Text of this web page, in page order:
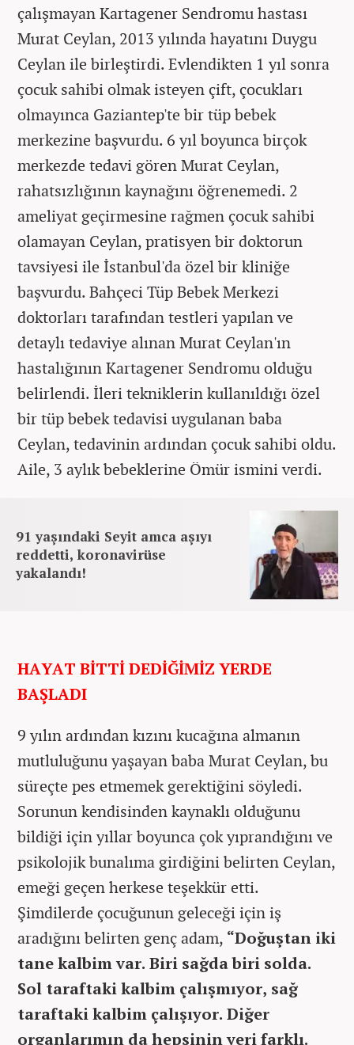
çalışmayan Kartagener Sendromu hastası
Murat Ceylan, 2013 yılında hayatını Duygu
Ceylan ile birleştirdi. Evlendikten 1 yıl sonra
çocuk sahibi olmak isteyen çift, çocukları
olmayınca Gaziantep'te bir tüp bebek
merkezine başvurdu. 6 yıl boyunca birçok
merkezde tedavi gören Murat Ceylan,
rahatsızlığının kaynağını öğrenemedi. 2
ameliyat geçirmesine rağmen çocuk sahibi
olamayan Ceylan, pratisyen bir doktorun
tavsiyesi ile İstanbul'da özel bir kliniğe
başvurdu. Bahçeci Tüp Bebek Merkezi
doktorları tarafından testleri yapılan ve
detaylı tedaviye alınan Murat Ceylan'ın
hastalığının Kartagener Sendromu olduğu
belirlendi. İleri tekniklerin kullanıldığı özel
bir tüp bebek tedavisi uygulanan baba
Ceylan, tedavinin ardından çocuk sahibi oldu.
Aile, 3 aylık bebeklerine Ömür ismini verdi.
91 yaşındaki Seyit amca aşıyı
reddetti, koronavirüse
yakalandı!
HAYAT BİTTİ DEDİĞİMİZ YERDE
BAŞLADI
9 yılın ardından kızını kucağına almanın
mutluluğunu yaşayan baba Murat Ceylan, bu
süreçte pes etmemek gerektiğini söyledi.
Sorunun kendisinden kaynaklı olduğunu
bildiği için yıllar boyunca çok yıprandığını ve
psikolojik bunalıma girdiğini belirten Ceylan,
emeği geçen herkese teşekkür etti.
Şimdilerde çocuğunun geleceği için iş
aradığını belirten genç adam, “Doğuştan iki
tane kalbim var. Biri sağda biri solda.
Sol taraftaki kalbim çalışmıyor, sağ
taraftaki kalbim çalışıyor. Diğer
organlarımın da hepsinin yeri farklı.